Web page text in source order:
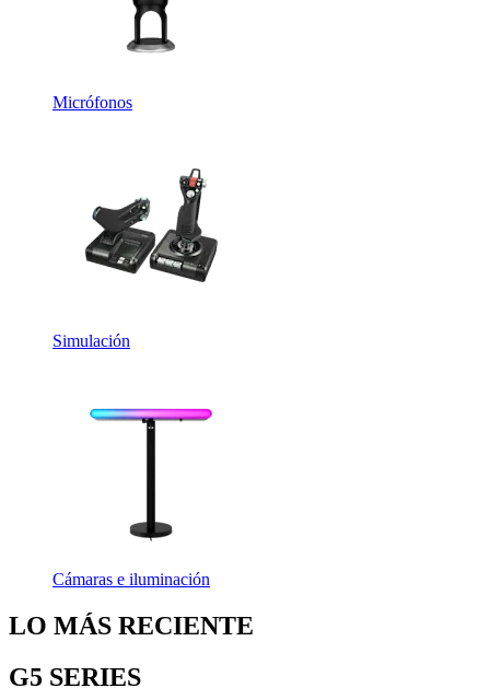
Micrófonos
Simulación
Cámaras e iluminación
LO MÁS RECIENTE
G5 SERIES